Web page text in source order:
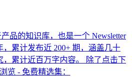
品的知识库，也是一个 Newsletter
，累计发布近 200+ 期，涵盖几十
，累计近百万字内容。 除了点击下
览 - 免费精选集：